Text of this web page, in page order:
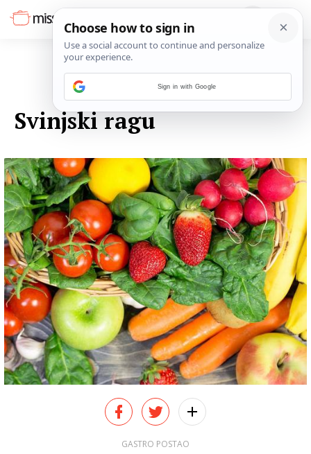
Svinjski ragu
GASTRO POSTAO
Sign in with Google